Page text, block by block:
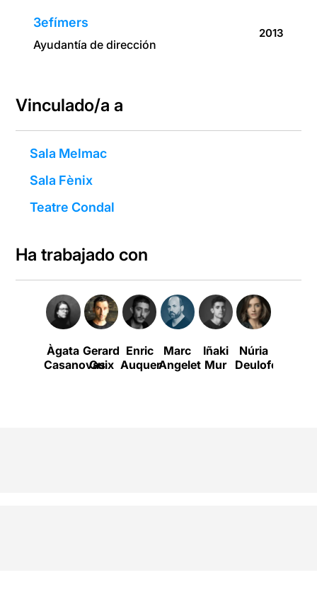
3efímers
Ayudantía de dirección
2013
Vinculado/a a
Sala Melmac
Sala Fènix
Teatre Condal
Ha trabajado con
Àgata
Casanovas
Gerard
Guix
Enric
Auquer
Marc
Angelet
Iñaki
Mur
Núria
Deulofeu